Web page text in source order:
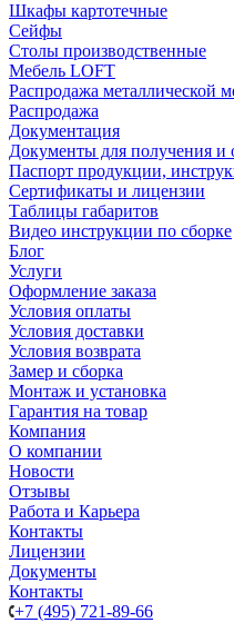
Шкафы картотечные
Сейфы
Столы производственные
Мебель LOFT
Распродажа металлической
Распродажа
Документация
Документы для получения и
Паспорт продукции,
Сертификаты и лицензии
Таблицы габаритов
Видео инструкции по сборке
Блог
Услуги
Оформление заказа
Условия оплаты
Условия доставки
Условия возврата
Замер и сборка
Монтаж и установка
Гарантия на товар
Компания
О компании
Новости
Отзывы
Работа и Карьера
Контакты
Лицензии
Документы
Контакты
+7 (495) 721-89-66